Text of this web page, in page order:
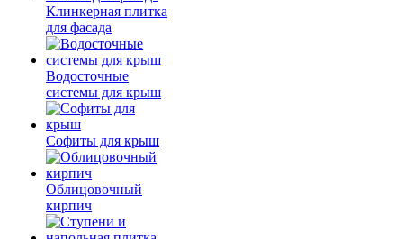
Клинкерная плитка
для фасада
Водосточные
системы для крыш
Софиты для крыш
Облицовочный
кирпич